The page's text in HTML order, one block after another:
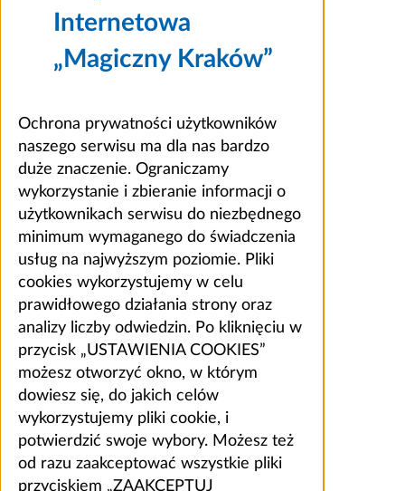
Internetowa
„Magiczny Kraków”
Ochrona prywatności użytkowników
naszego serwisu ma dla nas bardzo
duże znaczenie. Ograniczamy
wykorzystanie i zbieranie informacji o
użytkownikach serwisu do niezbędnego
minimum wymaganego do świadczenia
usług na najwyższym poziomie. Pliki
cookies wykorzystujemy w celu
prawidłowego działania strony oraz
analizy liczby odwiedzin. Po kliknięciu w
przycisk „USTAWIENIA COOKIES”
możesz otworzyć okno, w którym
dowiesz się, do jakich celów
wykorzystujemy pliki cookie, i
potwierdzić swoje wybory. Możesz też
od razu zaakceptować wszystkie pliki
przyciskiem „ZAAKCEPTUJ